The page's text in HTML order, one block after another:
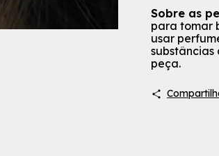
Sobre as
para tomar
usar
peça.